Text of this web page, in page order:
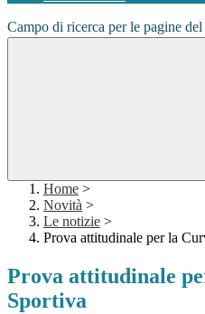
Campo di ricerca per le pagine
Home >
Novità >
Le notizie >
Prova attitudinale per la
Prova attitudinale
Sportiva